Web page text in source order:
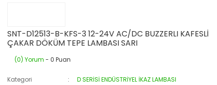
SNT-D12513-B-KFS-3 12-24V AC/DC BUZZERLI KAFESLİ
ÇAKAR DÖKÜM TEPE LAMBASI SARI
(0) Yorum - 0 Puan
Kategori
D SERİSİ ENDÜSTRİYEL İKAZ LAMBASI